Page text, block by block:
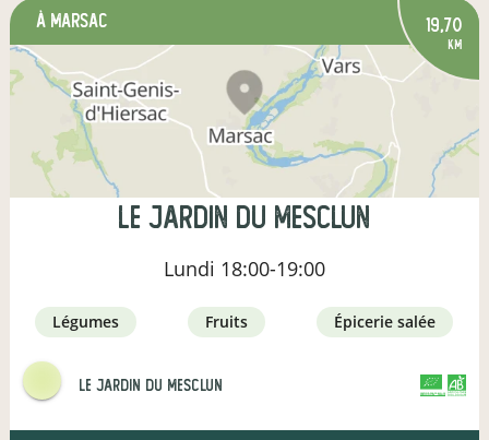
à Marsac 19,70
km
LE jARDIN DU MESCLUN
Lundi 18:00-19:00
légumes fruits épicerie salée
Le Jardin Du Mesclun CERTIFIÉ PAR FR-BIO-12
AGRICULTURE FRANCE